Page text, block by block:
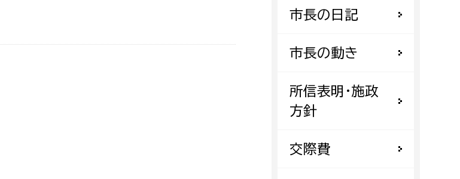
まちづくりに関わりたい
都市計画課
地域交通課
開発審査課
市長の日記
市長の動き
所信表明・施政
方針
交際費